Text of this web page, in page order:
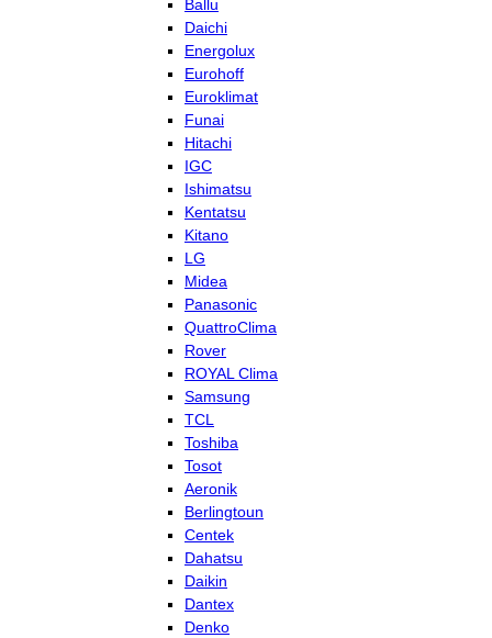
Ballu
Daichi
Energolux
Eurohoff
Euroklimat
Funai
Hitachi
IGC
Ishimatsu
Kentatsu
Kitano
LG
Midea
Panasonic
QuattroClima
Rover
ROYAL Clima
Samsung
TCL
Toshiba
Tosot
Aeronik
Berlingtoun
Centek
Dahatsu
Daikin
Dantex
Denko